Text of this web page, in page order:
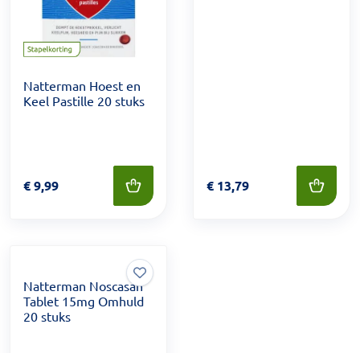
Natterman Hoest en
Keel Pastille 20 stuks
Prijs: € 9,99
€9,99 Prijs: € 13,79
€ 13,79
Natterman Noscasan
Tablet 15mg Omhuld
20 stuks